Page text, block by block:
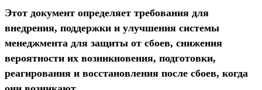
Этот документ определяет требования для
внедрения, поддержки и улучшения системы
менеджмента для защиты от сбоев, снижения
вероятности их возникновения, подготовки,
реагирования и восстановления после сбоев, когда